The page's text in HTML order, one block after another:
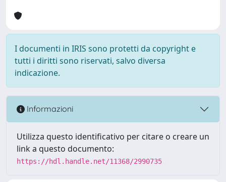
I documenti in IRIS sono protetti da copyright e
tutti i diritti sono riservati, salvo diversa
indicazione.
Informazioni
Utilizza questo identificativo per citare o creare un
link a questo documento:
https://hdl.handle.net/11368/2990735